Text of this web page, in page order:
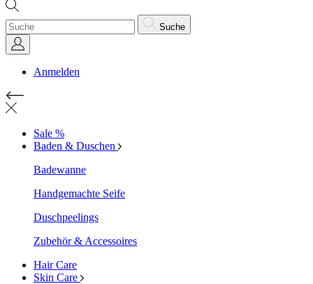
Suche
Anmelden
Sale %
Baden & Duschen
Badewanne
Handgemachte Seife
Duschpeelings
Zubehör & Accessoires
Hair Care
Skin Care